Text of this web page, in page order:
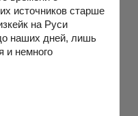
источников старше
на Руси
наших дней, лишь
и немного